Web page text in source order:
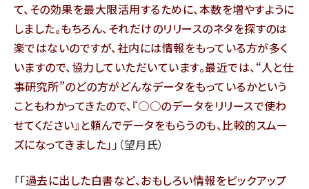
て、その効果を最大限活用するために、本数を増やすように
しました。もちろん、それだけのリリースのネタを探すのは
楽ではないのですが、社内には情報をもっている方が多く
いますので、協力していただいています。最近では、“人と仕
事研究所”のどの方がどんなデータをもっているかという
こともわかってきたので、『○○のデータをリリースで使わ
せてください』と頼んでデータをもらうのも、比較的スムー
ズになってきました 」（望月氏）
「 過去に出した白書など、おもしろい情報をピックアップ